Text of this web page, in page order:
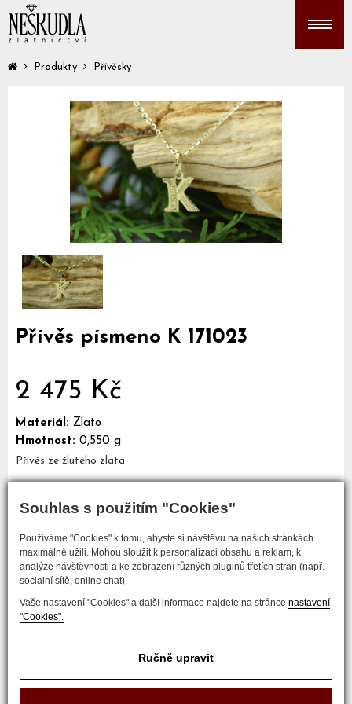
Souhlas s použitím "Cookies"
Používáme "Cookies" k tomu, abyste si návštěvu na našich stránkách
maximálně užili. Mohou sloužit k personalizaci obsahu a reklam, k
analýze návštěvnosti a ke zobrazení různých pluginů třetích stran (např.
socialní sítě, online chat).
Vaše nastavení "Cookies" a další informace najdete na stránce nastavení
"Cookies".
Ručně upravit
Produkty Přívěsky
Přívěs písmeno K 171023
2 475 Kč
Materiál: Zlato
Hmotnost: 0,550 g
Přívěs ze žlutého zlata
COPYRIGHT © 2017 ZLATNICTVÍ NEŠKUDLA